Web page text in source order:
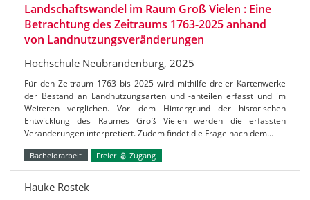
Landschaftswandel im Raum Groß Vielen : Eine
Betrachtung des Zeitraums 1763-2025 anhand
von Landnutzungsveränderungen
Hochschule Neubrandenburg, 2025
Für den Zeitraum 1763 bis 2025 wird mithilfe dreier Kartenwerke
der Bestand an Landnutzungsarten und -anteilen erfasst und im
Weiteren verglichen. Vor dem Hintergrund der historischen
Entwicklung des Raumes Groß Vielen werden die erfassten
Veränderungen interpretiert. Zudem findet die Frage nach dem…
Bachelorarbeit Freier Zugang
Hauke Rostek